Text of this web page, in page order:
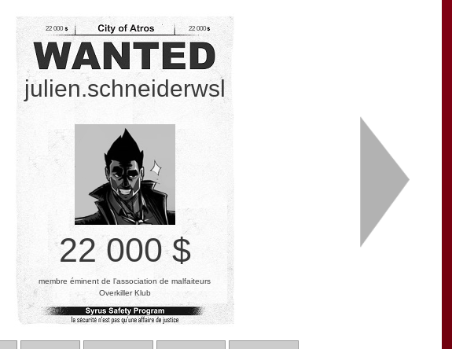
22 000
julien.schneiderwsl
22 000
22 000 $
membre éminent de l’association de malfaiteurs
Overkiller Klub